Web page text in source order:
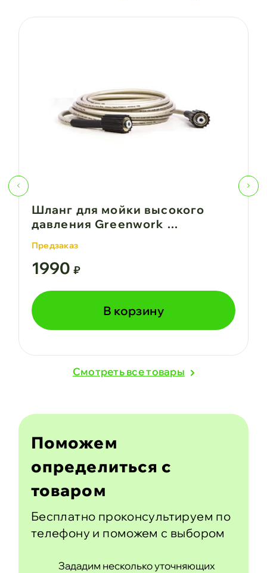
Шланг для мойки высокого
давления Greenwork ...
Предзаказ
1990 ₽
В корзину
Cмотреть все товары
Поможем
определиться с
товаром
Бесплатно проконсультируем по
телефону и поможем с выбором
Зададим несколько уточняющих